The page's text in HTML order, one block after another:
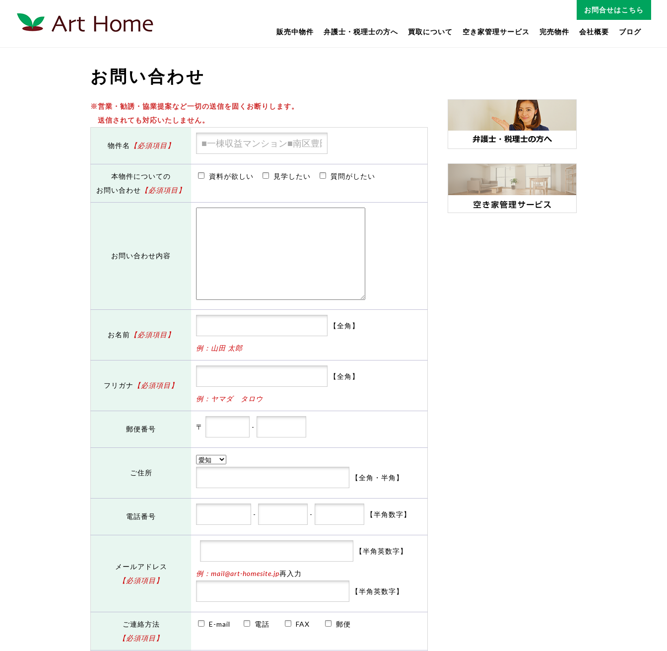
お問合せはこちら
販売中物件 弁護士・税理士の方へ 買取について 空き家管理サービス 完売物件 会社概要 ブログ
お問い合わせ
※営業・勧誘・協業提案など一切の送信を固くお断りします。
送信されても対応いたしません。
物件名 【必須項目】
本物件についての
お問い合わせ 【必須項目】
資料が欲しい 見学したい 質問がしたい
お問い合わせ内容
お名前 【必須項目】
【全角】
例：山田 太郎
フリガナ 【必須項目】
【全角】
例：ヤマダ タロウ
郵便番号 〒 -
ご住所
【全角・半角】
電話番号 - - 【半角数字】
メールアドレス
【必須項目】
【半角英数字】
例：mail@art-homesite.jp再入力
【半角英数字】
ご連絡方法
【必須項目】
E-mail 電話 FAX 郵便